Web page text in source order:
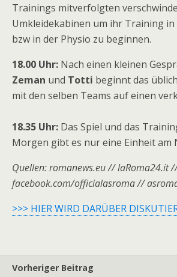
Trainings mitverfolgten
Umkleidekabinen um ihr Training
bzw in der Physio zu beginnen.
18.00 Uhr: Nach einen kleinen
Zeman und Totti beginnt das
mit den selben Teams auf einen
18.35 Uhr: Das Spiel und das
Morgen gibt es nur eine Einheit am
Quellen: romanews.eu // laRoma24.it
facebook.com/officialasroma //
>>> HIER WIRD DARÜBER
Vorheriger Beitrag